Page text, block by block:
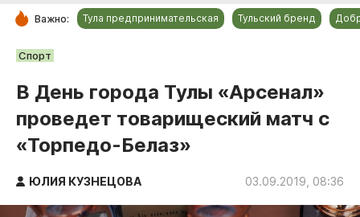
РУБРИКИ
Происшествия
Спорт
Тульский бренд
Тула предпринимательская
Важно: Тула предпринимательская Тульский бренд
Спорт
В День города Тулы «Арсенал»
проведет товарищеский матч с
«Торпедо-Белаз»
ЮЛИЯ КУЗНЕЦОВА 03.09.2019, 08:36